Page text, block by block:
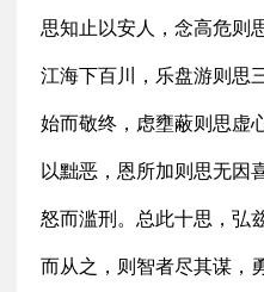
思知止以安人，念高危则
江海下百川，乐盘游则思
始而敬终，虑壅蔽则思虚
以黜恶，恩所加则思无因
怒而滥刑。总此十思，弘
而从之，则智者尽其谋，